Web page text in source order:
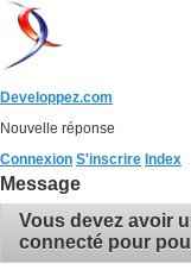
Developpez.com
Nouvelle réponse
Connexion S'inscrire Index
Message
Vous devez avoir
connecté pour